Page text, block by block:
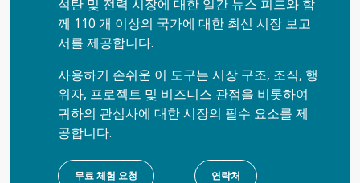
석탄 및 전력 시장에 대한 일간 뉴스 피드와 함
께 110 개 이상의 국가에 대한 최신 시장 보고
서를 제공합니다.
사용하기 손쉬운 이 도구는 시장 구조, 조직, 행
위자, 프로젝트 및 비즈니스 관점을 비롯하여
귀하의 관심사에 대한 시장의 필수 요소를 제
공합니다.
무료 체험 요청 연락처